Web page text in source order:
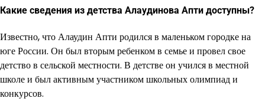
Какие сведения из детства Алаудинова Апти доступны?
Известно, что Алаудин Апти родился в маленьком городке на
юге России. Он был вторым ребенком в семье и провел свое
детство в сельской местности. В детстве он учился в местной
школе и был активным участником школьных олимпиад и
конкурсов.